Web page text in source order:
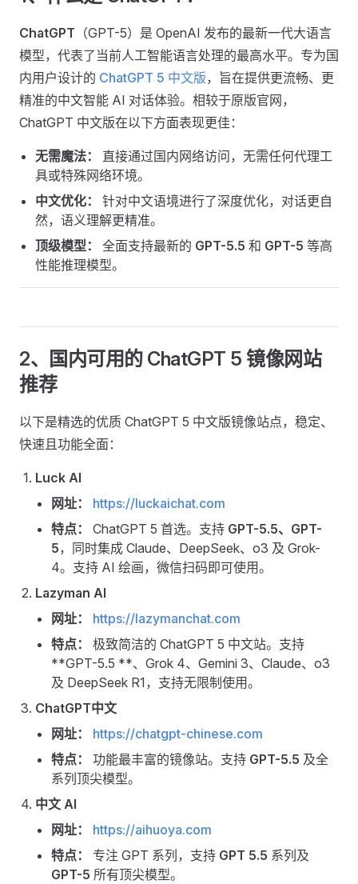
ChatGPT （GPT-5）是 OpenAI 发布的最新一代大语言
模型，代表了当前人工智能语言处理的最高水平。专为国
内用户设计的 ChatGPT 5 中文版，旨在提供更流畅、更
精准的中文智能 AI 对话体验。相较于原版官网，
ChatGPT 中文版在以下方面表现更佳：
无需魔法：
直接通过国内网络访问，无需任何代理工
具或特殊网络环境。
中文优化：
针对中文语境进行了深度优化，对话更自
然，语义理解更精准。
顶级模型：
全面支持最新的 GPT-5.5 和 GPT-5 等高
性能推理模型。
2、国内可用的 ChatGPT 5 镜像网站
推荐
以下是精选的优质 ChatGPT 5 中文版镜像站点，稳定、
快速且功能全面：
Luck AI
网址：
https://luckaichat.com
特点：
ChatGPT 5 首选。支持 GPT-5.5、GPT-
5，同时集成 Claude、DeepSeek、o3 及 Grok-
4。支持 AI 绘画，微信扫码即可使用。
Lazyman AI
网址：
https://lazymanchat.com
特点：
极致简洁的 ChatGPT 5 中文站。支持
**GPT-5.5 **、Grok 4、Gemini 3、Claude、o3
及 DeepSeek R1，支持无限制使用。
ChatGPT中文
网址：
https://chatgpt-chinese.com
特点：
功能最丰富的镜像站。支持 GPT-5.5 及全
系列顶尖模型。
中文 AI
网址：
https://aihuoya.com
特点：
专注 GPT 系列，支持 GPT 5.5 系列及
GPT-5 所有顶尖模型。